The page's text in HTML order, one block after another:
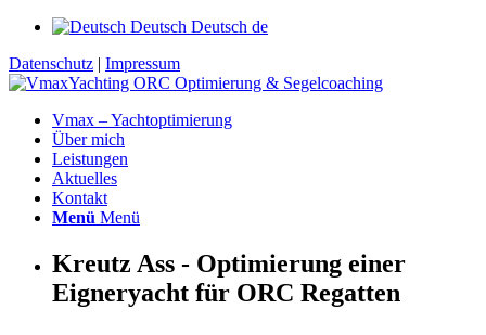
Deutsch Deutsch de
Datenschutz | Impressum
Vmax – Yachtoptimierung
Über mich
Leistungen
Aktuelles
Kontakt
Menü Menü
Kreutz Ass - Optimierung einer
Eigneryacht für ORC Regatten